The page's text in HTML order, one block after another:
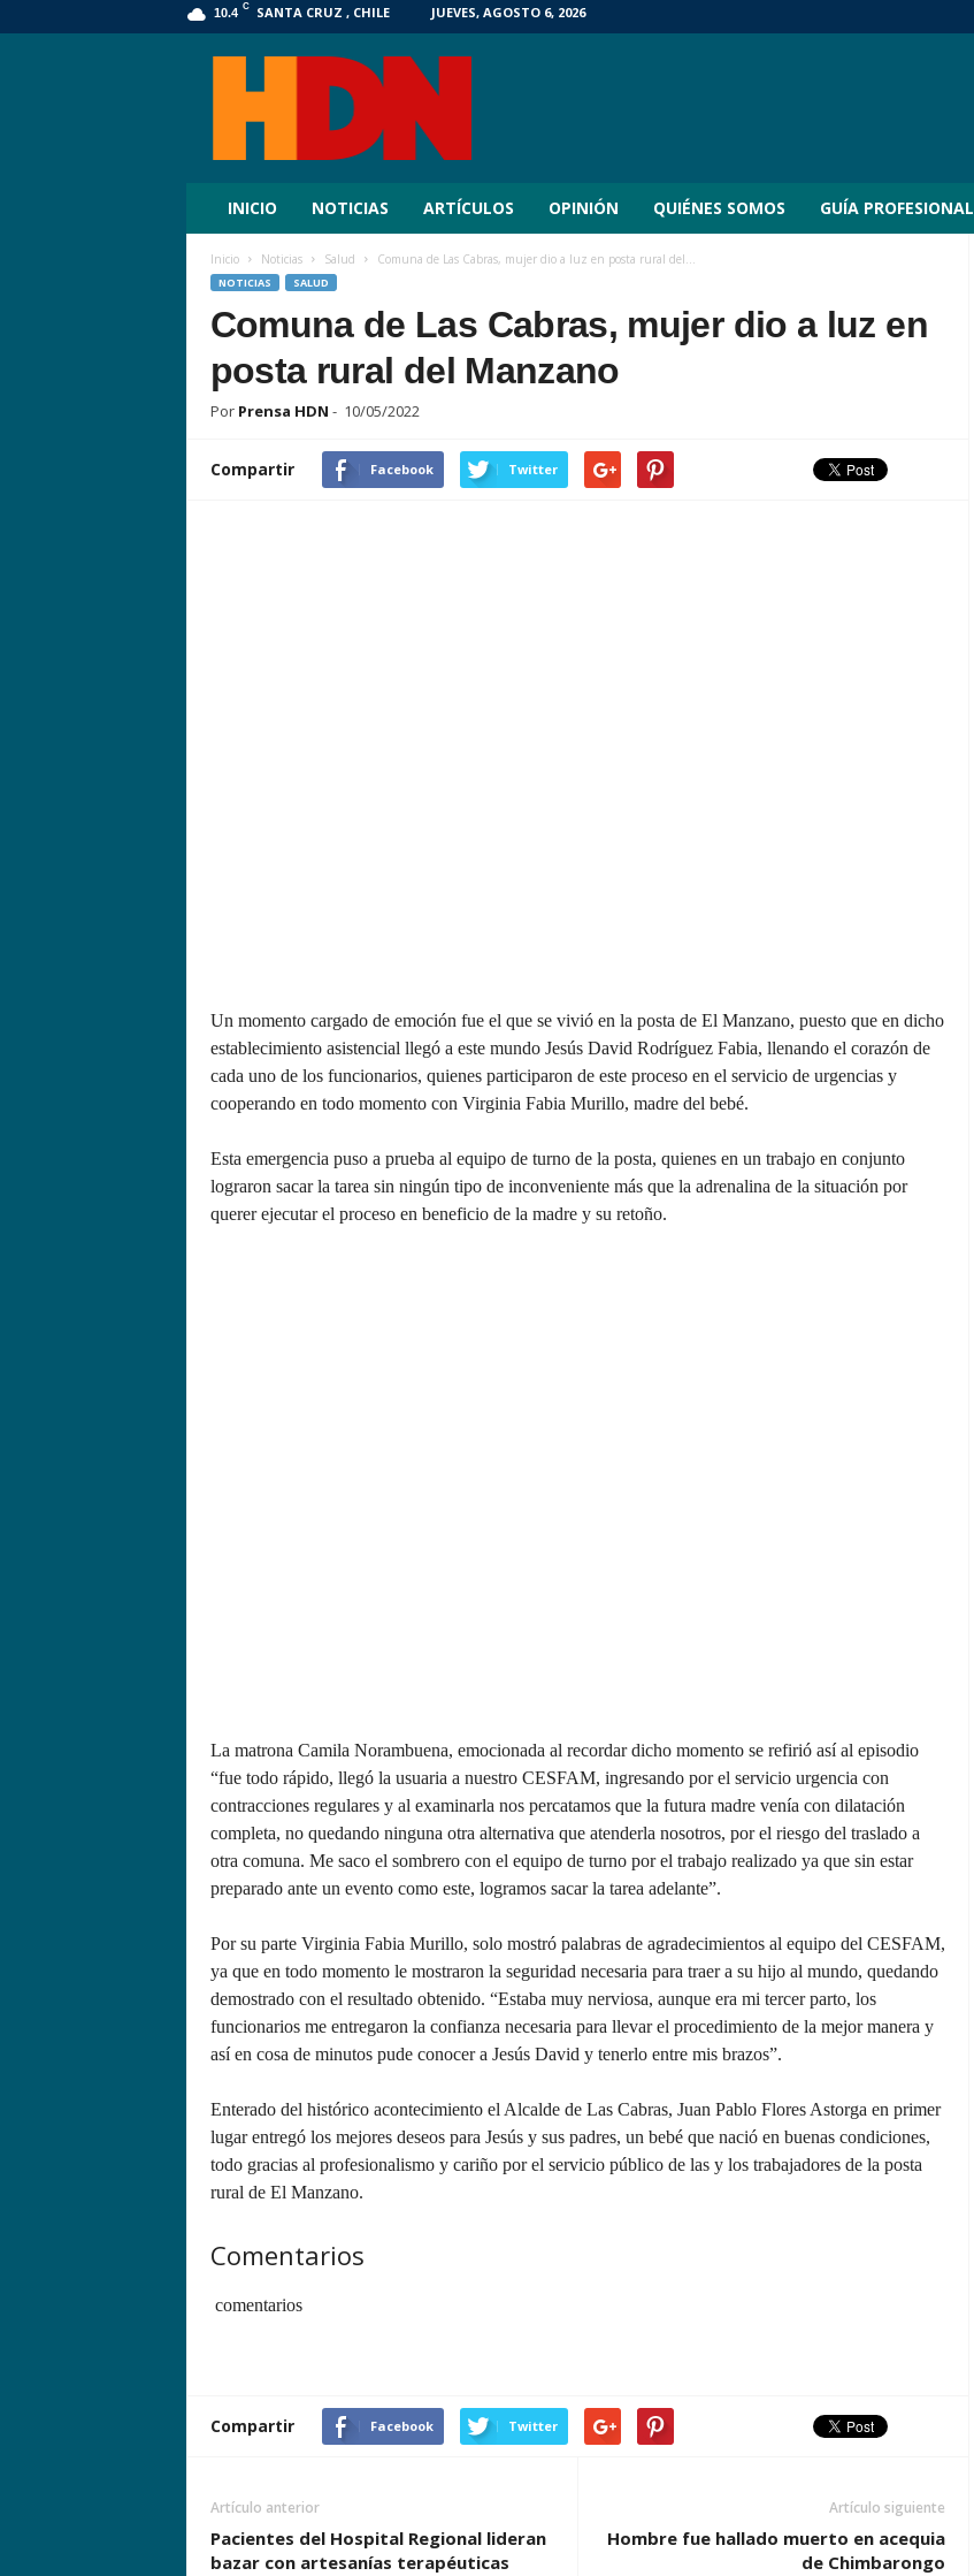
10.4 C SANTA CRUZ , CHILE JUEVES, AGOSTO 6, 2026
HDN
INICIO NOTICIAS ARTÍCULOS OPINIÓN QUIÉNES SOMOS GUÍA PROFESIONAL
Inicio Noticias Salud Comuna de Las Cabras, mujer dio a luz en posta rural del...
NOTICIAS SALUD
Comuna de Las Cabras, mujer dio a luz en
posta rural del Manzano
Por Prensa HDN - 10/05/2022
Compartir Facebook Twitter
Un momento cargado de emoción fue el que se vivió en la posta de El Manzano, puesto que en dicho
establecimiento asistencial llegó a este mundo Jesús David Rodríguez Fabia, llenando el corazón de
cada uno de los funcionarios, quienes participaron de este proceso en el servicio de urgencias y
cooperando en todo momento con Virginia Fabia Murillo, madre del bebé.
Esta emergencia puso a prueba al equipo de turno de la posta, quienes en un trabajo en conjunto
lograron sacar la tarea sin ningún tipo de inconveniente más que la adrenalina de la situación por
querer ejecutar el proceso en beneficio de la madre y su retoño.
La matrona Camila Norambuena, emocionada al recordar dicho momento se refirió así al episodio
“fue todo rápido, llegó la usuaria a nuestro CESFAM, ingresando por el servicio urgencia con
contracciones regulares y al examinarla nos percatamos que la futura madre venía con dilatación
completa, no quedando ninguna otra alternativa que atenderla nosotros, por el riesgo del traslado a
otra comuna. Me saco el sombrero con el equipo de turno por el trabajo realizado ya que sin estar
preparado ante un evento como este, logramos sacar la tarea adelante”.
Por su parte Virginia Fabia Murillo, solo mostró palabras de agradecimientos al equipo del CESFAM,
ya que en todo momento le mostraron la seguridad necesaria para traer a su hijo al mundo, quedando
demostrado con el resultado obtenido. “Estaba muy nerviosa, aunque era mi tercer parto, los
funcionarios me entregaron la confianza necesaria para llevar el procedimiento de la mejor manera y
así en cosa de minutos pude conocer a Jesús David y tenerlo entre mis brazos”.
Enterado del histórico acontecimiento el Alcalde de Las Cabras, Juan Pablo Flores Astorga en primer
lugar entregó los mejores deseos para Jesús y sus padres, un bebé que nació en buenas condiciones,
todo gracias al profesionalismo y cariño por el servicio público de las y los trabajadores de la posta
rural de El Manzano.
Comentarios
comentarios
Compartir Facebook Twitter
Artículo anterior
Pacientes del Hospital Regional lideran
bazar con artesanías terapéuticas
Artículo siguiente
Hombre fue hallado muerto en acequia
de Chimbarongo